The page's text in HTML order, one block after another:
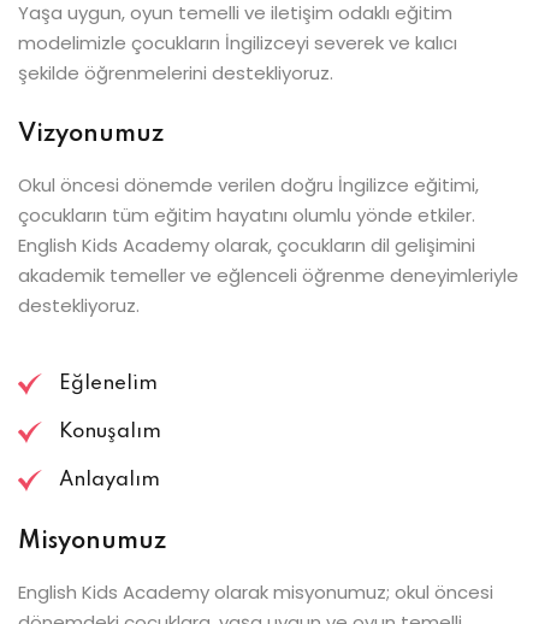
Yaşa uygun, oyun temelli ve iletişim odaklı eğitim
modelimizle çocukların İngilizceyi severek ve kalıcı
şekilde öğrenmelerini destekliyoruz.
Vizyonumuz
Okul öncesi dönemde verilen doğru İngilizce eğitimi,
çocukların tüm eğitim hayatını olumlu yönde etkiler.
English Kids Academy olarak, çocukların dil gelişimini
akademik temeller ve eğlenceli öğrenme deneyimleriyle
destekliyoruz.
Eğlenelim
Konuşalım
Anlayalım
Misyonumuz
English Kids Academy olarak misyonumuz; okul öncesi